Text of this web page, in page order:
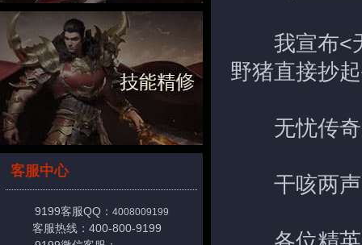
客服中心
9199客服QQ： 4008009199
客服热线：400-800-9199
我宣布<无
野猪直接抄
无忧传奇
干咳两声